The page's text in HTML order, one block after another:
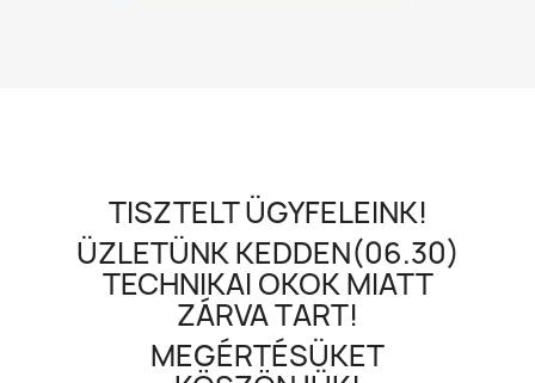
TISZTELT ÜGYFELEINK!
ÜZLETÜNK KEDDEN(06.30)
TECHNIKAI OKOK MIATT
ZÁRVA TART!
MEGÉRTÉSÜKET